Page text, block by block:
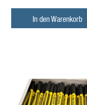
In den Warenkorb